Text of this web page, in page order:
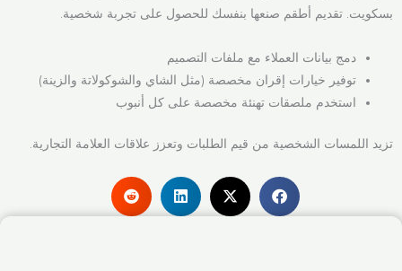
بسكويت. تقديم أطقم صنعها بنفسك للحصول على تجربة شخصية.
دمج بيانات العملاء مع ملفات التصميم
توفير خيارات إقران مخصصة (مثل الشاي والشوكولاتة والزينة)
استخدم ملصقات تهنئة مخصصة على كل أنبوب
تزيد اللمسات الشخصية من قيم الطلبات وتعزز علاقات العلامة التجارية.